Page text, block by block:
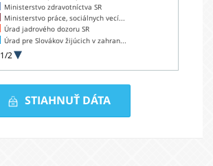
Ministerstvo zdravotníctva SR
Ministerstvo práce, sociálnych vecí...
Úrad jadrového dozoru SR
Úrad pre Slovákov žijúcich v zahran...
Ministerstvo dopravy, výstavby a re...
1/2
STIAHNUŤ DÁTA